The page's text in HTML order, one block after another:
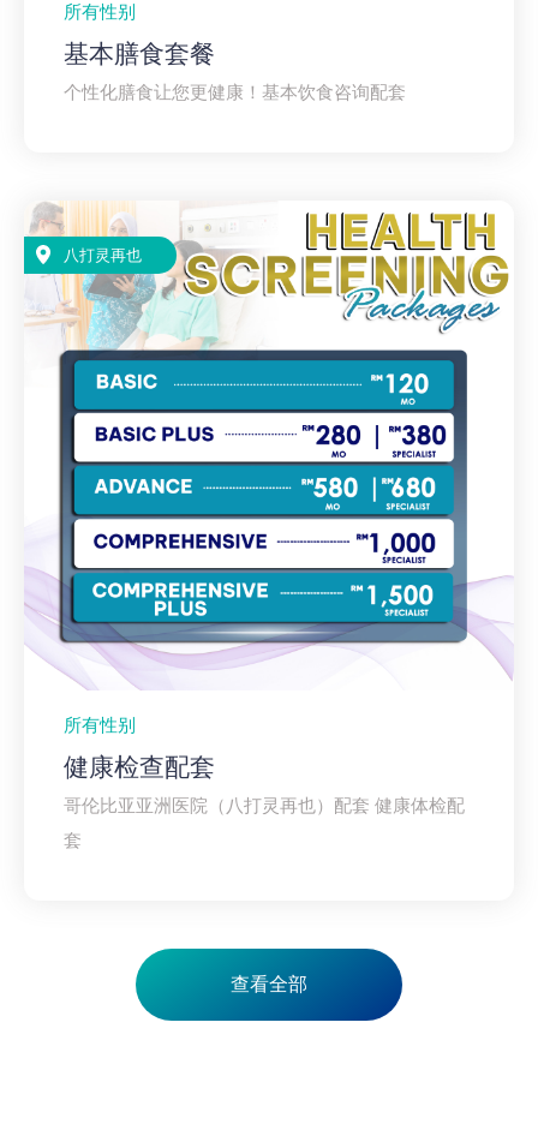
所有性别
基本膳食套餐
个性化膳食让您更健康！基本饮食咨询配套
八打灵再也
所有性别
健康检查配套
哥伦比亚亚洲医院（八打灵再也）配套 健康体检配
套
查看全部